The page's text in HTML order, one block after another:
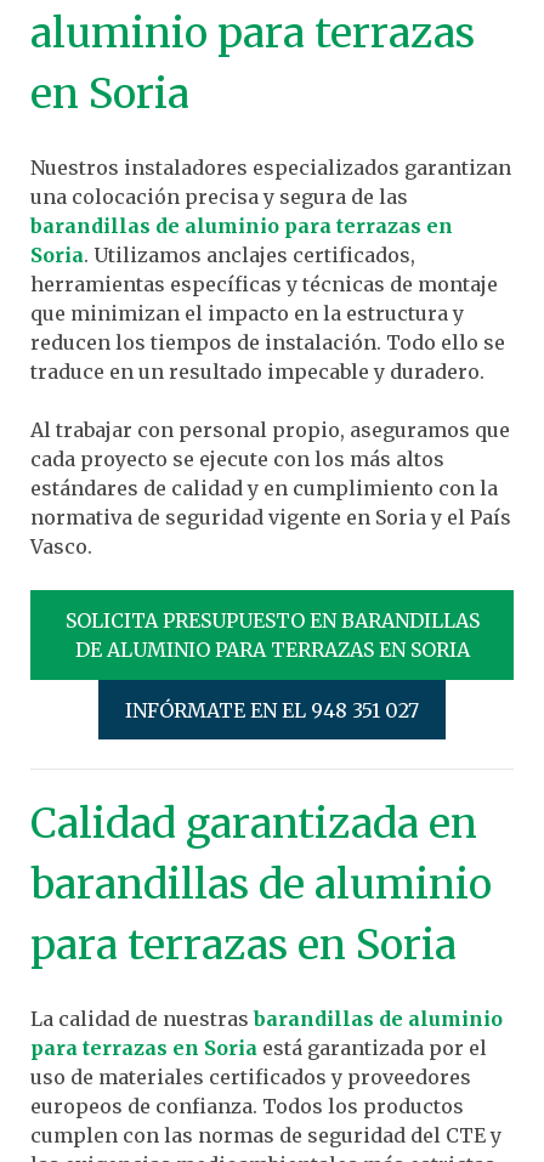
aluminio para terrazas
en Soria
Nuestros instaladores especializados garantizan
una colocación precisa y segura de las
barandillas de aluminio para terrazas en
Soria. Utilizamos anclajes certificados,
herramientas específicas y técnicas de montaje
que minimizan el impacto en la estructura y
reducen los tiempos de instalación. Todo ello se
traduce en un resultado impecable y duradero.
Al trabajar con personal propio, aseguramos que
cada proyecto se ejecute con los más altos
estándares de calidad y en cumplimiento con la
normativa de seguridad vigente en Soria y el País
Vasco.
SOLICITA PRESUPUESTO EN BARANDILLAS
DE ALUMINIO PARA TERRAZAS EN SORIA
INFÓRMATE EN EL 948 351 027
Calidad garantizada en
barandillas de aluminio
para terrazas en Soria
La calidad de nuestrasbarandillas de aluminio
para terrazas en Soria está garantizada por el
uso de materiales certificados y proveedores
europeos de confianza. Todos los productos
cumplen con las normas de seguridad del CTE y